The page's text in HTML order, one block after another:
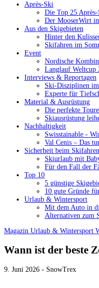
Après-Ski
Die Top 25
Der MooserWirt
Aus den Skigebieten
Hinter den
Skifahren im
Event
Nordische
Langlauf Weltcup
Interviews & Reportagen
Ski-Disziplinen
Experte für
Material & Ausrüstung
Die perfekte
Skiausrüstung
Nachhaltigkeit
Swisstainable -
Val Cenis – Das
Sicherheit beim Skifahren
Skiurlaub mit
Für den Fall der
Top 10
5 günstige
10 gute Gründe
Urlaub & Wintersport
Mit dem Auto in
Alternativen zum
Magazin Urlaub & Wintersport
Wann ist der beste
9. Juni 2026 - SnowTrex